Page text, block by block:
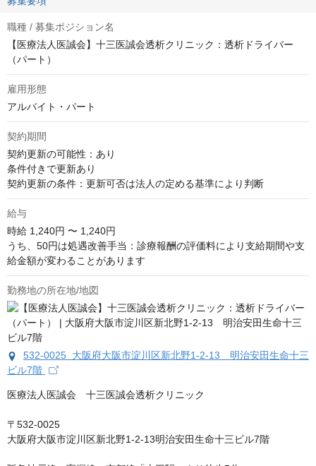
職種 / 募集ポジション名
【医療法人医誠会】十三医誠会透析クリニック：透析ドライバー
（パート）
雇用形態
アルバイト・パート
契約期間
契約更新の可能性：あり
条件付きで更新あり
契約更新の条件：更新可否は法人の定める基準により判断
給与
時給 1,240円 〜 1,240円
うち、50円は処遇改善手当：診療報酬の評価料により支給期間や支
給金額が変わることがあります
勤務地の所在地/地図
532-0025 大阪府大阪市淀川区新北野1-2-13 明治安田生命十三
ビル7階
医療法人医誠会　十三医誠会透析クリニック
〒532-0025
大阪府大阪市淀川区新北野1-2-13明治安田生命十三ビル7階